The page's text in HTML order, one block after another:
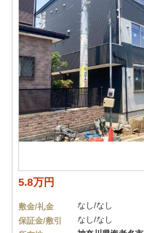
5.8万円
敷金/礼金
なし/なし
保証金/敷引
なし/なし